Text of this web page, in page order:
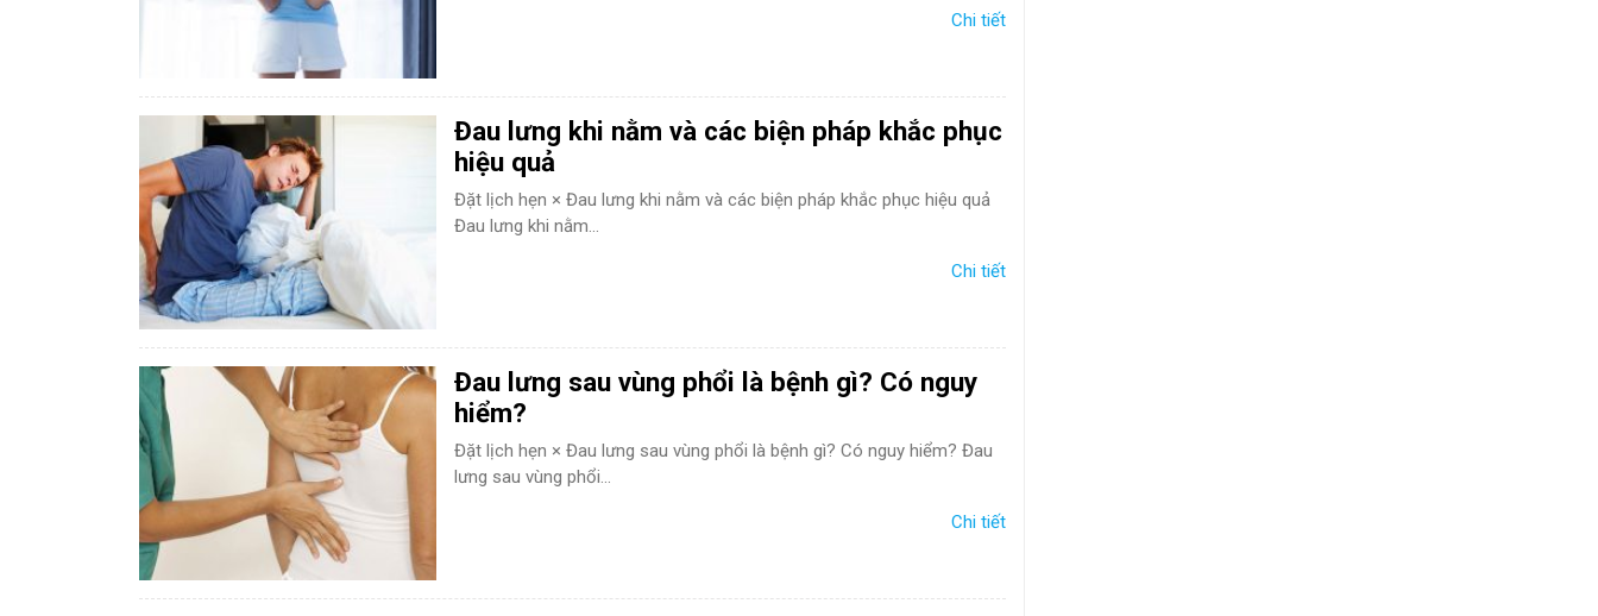
Chi tiết
Đau lưng khi nằm và các biện pháp khắc phục
hiệu quả
Đặt lịch hẹn × Đau lưng khi nằm và các biện pháp khắc phục hiệu quả
Đau lưng khi nằm...
Chi tiết
Đau lưng sau vùng phổi là bệnh gì? Có nguy
hiểm?
Đặt lịch hẹn × Đau lưng sau vùng phổi là bệnh gì? Có nguy hiểm? Đau
lưng sau vùng phổi...
Chi tiết